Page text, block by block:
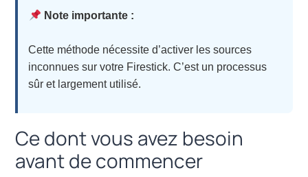
Note importante :
Cette méthode nécessite d’activer les sources
inconnues sur votre Firestick. C’est un processus
sûr et largement utilisé.
Ce dont vous avez besoin
avant de commencer